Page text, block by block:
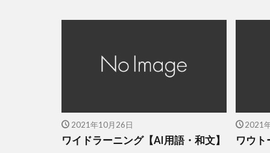
2021年10月26日
ワイドラーニング【AI用語・和文】
2021
ワウト